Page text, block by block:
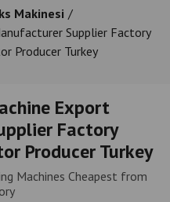
Makinesi
Supplier Factory
Producer Turkey
Export
Factory
Producer Turkey
Machines Cheapest from